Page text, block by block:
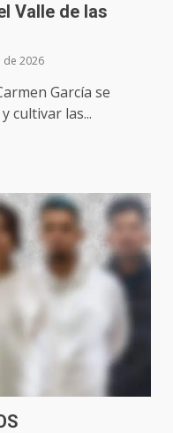
Valle de las
2026
García se
cultivar las...